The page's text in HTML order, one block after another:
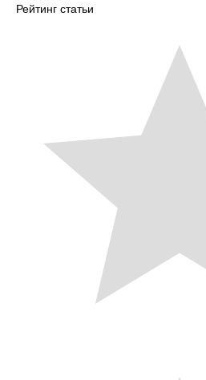
Рейтинг статьи